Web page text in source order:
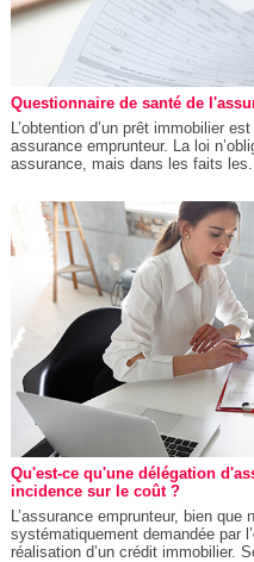
Questionnaire de santé de
L’obtention d’un prêt immobilier
assurance emprunteur. La loi
assurance, mais dans les faits
Qu'est-ce qu'une délégation
incidence sur le coût ?
L’assurance emprunteur, bien que
systématiquement demandée par
réalisation d’un crédit immobilier.